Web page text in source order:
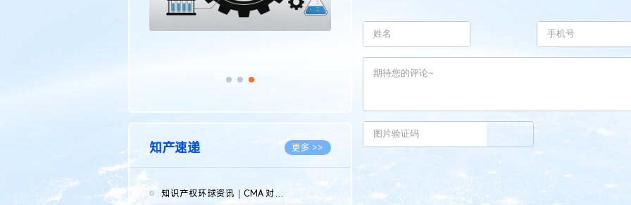
知产速递 更多 >>
知识产权环球资讯｜CMA 对微软发起调查；批量搬运二手平台数据构...